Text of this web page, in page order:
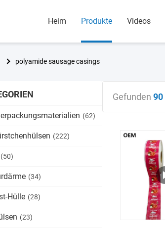
Heim Produkte Videos
polyamide sausage casings
(62)
(222)
(50)
(34)
Hülle (28)
(23)
Gefunden 90